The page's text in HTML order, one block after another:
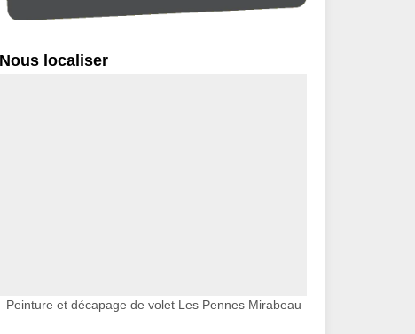
Nous localiser
Peinture et décapage de volet Les Pennes Mirabeau